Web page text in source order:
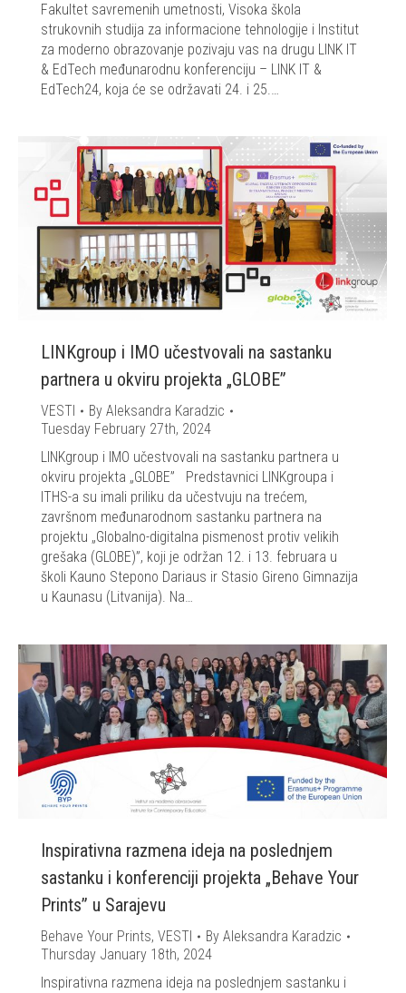
Fakultet savremenih umetnosti, Visoka škola
strukovnih studija za informacione tehnologije i Institut
za moderno obrazovanje pozivaju vas na drugu LINK IT
& EdTech međunarodnu konferenciju – LINK IT &
EdTech24, koja će se održavati 24. i 25.…
LINKgroup i IMO učestvovali na sastanku
partnera u okviru projekta „GLOBE”
VESTI By Aleksandra Karadzic
Tuesday February 27th, 2024
LINKgroup i IMO učestvovali na sastanku partnera u
okviru projekta „GLOBE” Predstavnici LINKgroupа i
ITHS-а su imali priliku da učestvuju na trećem,
završnom međunarodnom sastanku partnera na
projektu „Globalnо-digitalna pismenost protiv velikih
grešaka (GLOBE)”, koji je održan 12. i 13. februara u
školi Kauno Stepono Dariaus ir Stasio Gireno Gimnazija
u Kaunasu (Litvanija). Na…
Inspirativna razmena ideja na poslednjem
sastanku i konferenciji projekta „Behave Your
Prints” u Sarajevu
Behave Your Prints, VESTI By Aleksandra Karadzic
Thursday January 18th, 2024
Inspirativna razmena ideja na poslednjem sastanku i